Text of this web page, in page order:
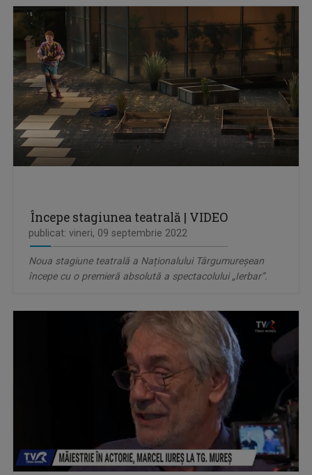
Începe stagiunea teatrală | VIDEO
publicat: vineri, 09 septembrie 2022
Noua stagiune teatrală a Naționalului Târgumureșean
începe cu o premieră absolută a spectacolului „Ierbar”.